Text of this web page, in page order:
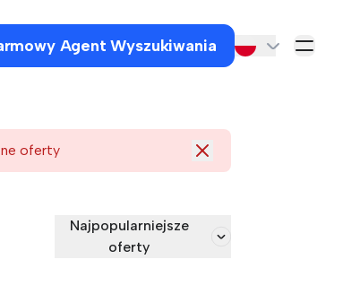
Agent Wyszukiwania
oferty
Najpopularniejsze
oferty